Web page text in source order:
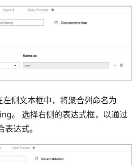
左侧文本框中，将聚合列命名为
。 选择右侧的表达式框，以通过
达式。